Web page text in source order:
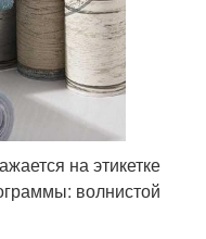
на этикетке
волнистой